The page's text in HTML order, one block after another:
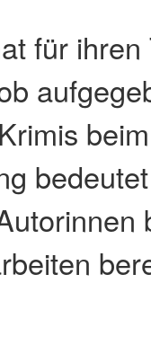
für ihren